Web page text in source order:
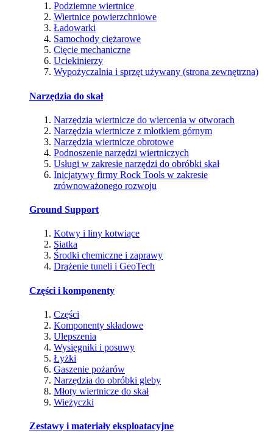
Podziemne wiertnice
Wiertnice powierzchniowe
Ładowarki
Samochody ciężarowe
Cięcie mechaniczne
Uciekinierzy
Wypożyczalnia i sprzęt używany (strona zewnętrzna)
Narzędzia do skał
Narzędzia wiertnicze do wiercenia w otworach
Narzędzia wiertnicze z młotkiem górnym
Narzędzia wiertnicze obrotowe
Podnoszenie narzędzi wiertniczych
Usługi w zakresie narzędzi do obróbki skał
Inicjatywy firmy Rock Tools w zakresie
zrównoważonego rozwoju
Ground Support
Kotwy i liny kotwiące
Siatka
Środki chemiczne i zaprawy
Drążenie tuneli i GeoTech
Części i komponenty
Części
Komponenty składowe
Ulepszenia
Wysięgniki i posuwy
Łyżki
Gaszenie pożarów
Narzędzia do obróbki gleby
Młoty wiertnicze do skał
Wieżyczki
Zestawy i materiały eksploatacyjne